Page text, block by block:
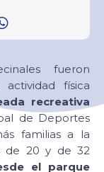
fueron
física
recreativa
de Deportes
familias a la
de 20 y de 32
el parque